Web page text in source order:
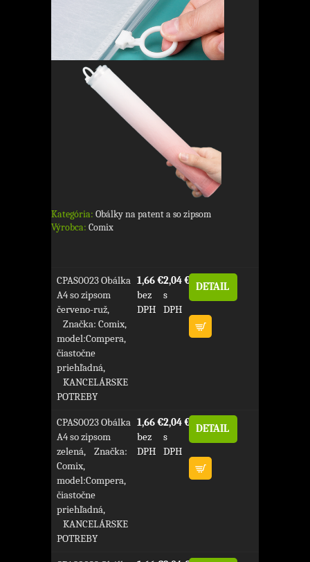
Kategória: Obálky na patent a so zipsom
Výrobca: Comix
CPAS0023 Obálka
A4 so zipsom
červeno-ruž,
Značka: Comix,
model:Compera,
čiastočne
priehľadná,
KANCELÁRSKE
POTREBY
1,66 €
bez
DPH
2,04 €
s
DPH
DETAIL
CPAS0023 Obálka
A4 so zipsom
zelená, Značka:
Comix,
model:Compera,
čiastočne
priehľadná,
KANCELÁRSKE
POTREBY
1,66 €
bez
DPH
2,04 €
s
DPH
DETAIL